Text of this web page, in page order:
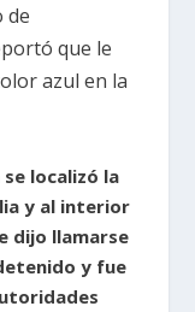
de
que le
azul en la
localizó la
y al interior
dijo llamarse
y fue